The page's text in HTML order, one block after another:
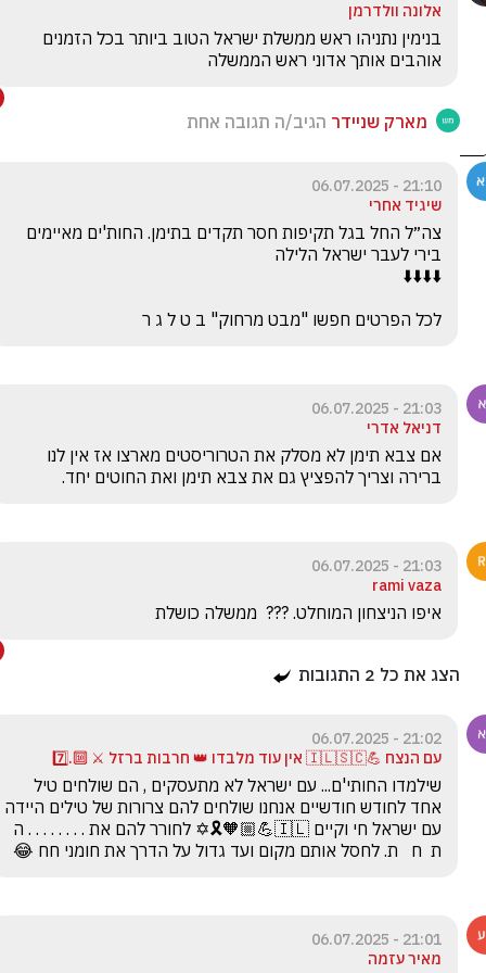
אלונה וולדרמן
אוהבים אותך אדוני ראש הממשלה
מארק שניידר הגיב/ה תגובה אחת
21:10 - 06.07.2025
שיגיד אחרי
לכל הפרטים חפשו "מבט מרחוק" ב ט ל ג ר
21:03 - 06.07.2025
דניאל אדרי
ברירה וצריך להפציץ גם את צבא תימן ואת החוטים יחד.
21:03 - 06.07.2025
rami vaza
איפו הניצחון המוחלט. ???  ממשלה כושלת
הצג את כל 2 התגובות
21:02 - 06.07.2025
עם הנצח 💪🇮🇱🇸🇨 אין עוד מלבדו 👑 חרבות ברזל ⚔️ 🔟.7️⃣
ת  ח   ת. לחסל אותם מקום ועד גדול על הדרך את חומני חח 😂
21:01 - 06.07.2025
מאיר עזמה